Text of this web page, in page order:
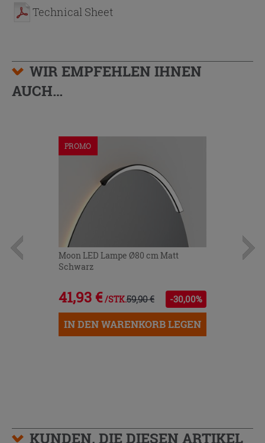
Technical Sheet
WIR EMPFEHLEN IHNEN
AUCH…
PROMO
Moon LED Lampe Ø80 cm Matt
Schwarz
41,93 € /STK.59,90 € -30,00%
IN DEN WARENKORB LEGEN
KUNDEN, DIE DIESEN ARTIKEL